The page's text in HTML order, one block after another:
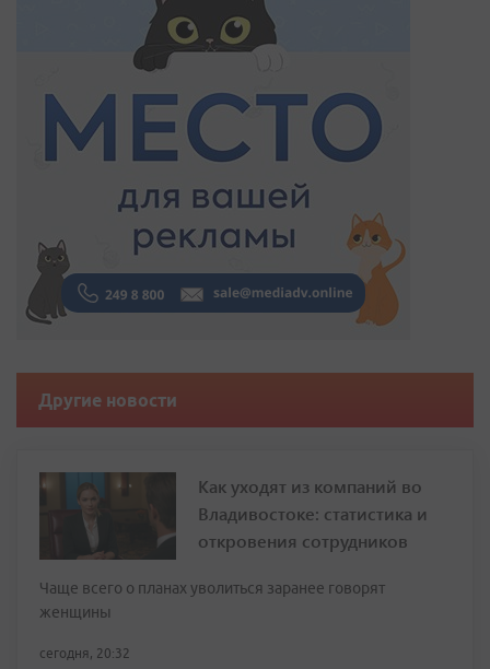
Другие новости
Как уходят из компаний во
Владивостоке: статистика и
откровения сотрудников
Чаще всего о планах уволиться заранее говорят
женщины
сегодня, 20:32